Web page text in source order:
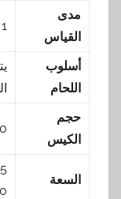
مدى
القياس
1 – 50 مل 50 -100 مل
أسلوب
اللحام
حجم
الكيس
20– 150
السعة